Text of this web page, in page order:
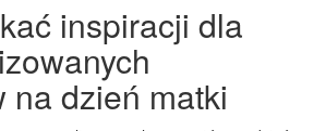
inspiracji dla
na dzień matki